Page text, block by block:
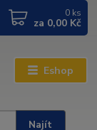
Eshop
Najít
0 ks
za 0,00 Kč